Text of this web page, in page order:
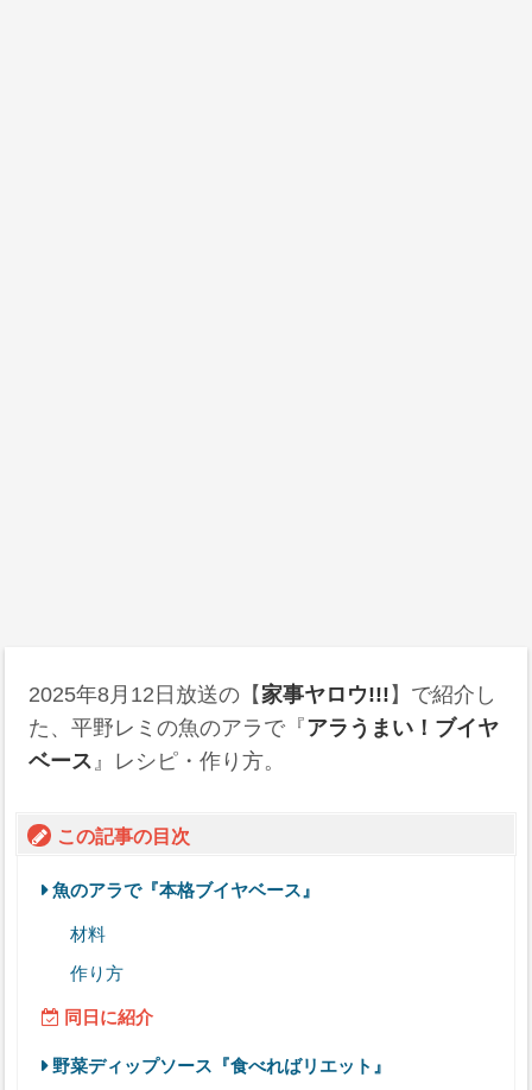
2025年8月12日 放送の【家事ヤロウ!!! 】で紹介し
た、平野レミの魚のアラで『アラうまい！ブイヤ
ベース』レシピ・作り方。
この記事の目次
魚のアラで『本格ブイヤベース』
材料
作り方
同日に紹介
野菜ディップソース『食べればリエット』